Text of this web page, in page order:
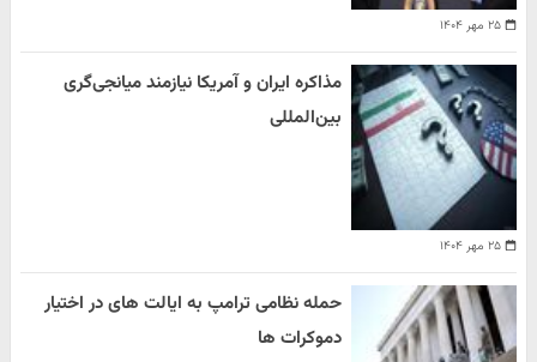
۲۵ مهر ۱۴۰۴
۲۵ مهر ۱۴۰۴
مذاکره ایران و آمریکا نیازمند میانجی‌گری
بین‌المللی
حمله نظامی ترامپ به ایالت های در اختیار
دموکرات ها